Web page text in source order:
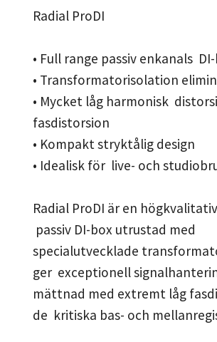
Radial ProDI
• Full range passiv enkanals
• Transformatorisolation
• Mycket låg harmonisk
fasdistorsion
• Kompakt stryktålig design
• Idealisk för live- och
Radial ProDI är en
passiv DI-box utrustad med
specialutvecklade
ger exceptionell
mättnad med extremt låg
de kritiska bas- och